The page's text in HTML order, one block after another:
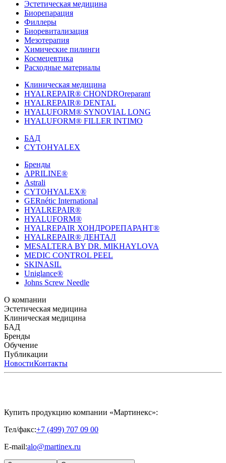
Эстетическая медицина
Биорепарация
Филлеры
Биоревитализация
Мезотерапия
Химические пилинги
Космецевтика
Расходные материалы
Клиническая медицина
HYALREPAIR® CHONDROreparant
HYALREPAIR® DENTAL
HYALUFORM® SYNOVIAL LONG
HYALUFORM® FILLER INTIMO
БАД
CYTOHYALEX
Бренды
APRILINE®
Astrali
CYTOHYALEX®
GERnétic International
HYALREPAIR®
HYALUFORM®
HYALREPAIR ХОНДРОРЕПАРАНТ®
HYALREPAIR® ДЕНТАЛ
MESALTERA BY DR. MIKHAYLOVA
MEDIC CONTROL PEEL
SKINASIL
Uniglance®
Johns Screw Needle
О компании
История компанииНаучный центр
центрПатентыЛаборатория
Мезотерапии
Эстетическая медицина
БиорепарацияФиллеры
пилинги
Клиническая медицина
HYALREPAIR® CHONDROreparant
DENTAL
FILLER INTIMO
БАД
CYTOHYALEX
Бренды
APRILINE®
InternationalHYALREPAIR®
ХОНДРОРЕПАРАНТ®
ДЕНТАЛMESALTERA BY DR. MIKHAYLOVAMEDIC
Обучение
Расписание мероприятий
обученияПреподаватели
Публикации
ЖУРНАЛ LES NOUVELLES ESTHÉTIQUES
«ИНЪЕКЦИОННАЯ КОСМЕТОЛОГИЯ»ЖУРНАЛ
НовостиКонтакты
Купить продукцию компании «Мартинекс»:
Тел/факс:+7 (499) 707 09 00
E-mail:alo@martinex.ru